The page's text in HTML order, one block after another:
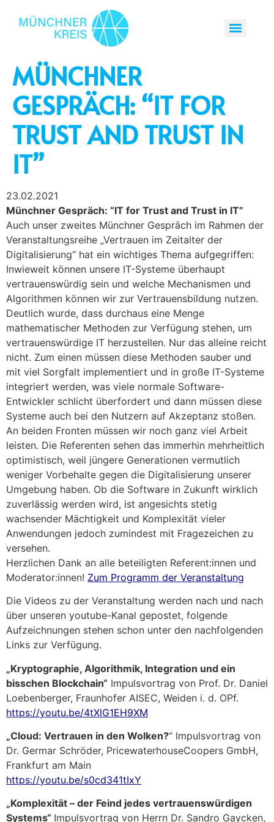
MÜNCHNER
GESPRÄCH: “IT FOR
TRUST AND TRUST IN
IT”
23.02.2021
Münchner Gespräch: “IT for Trust and Trust in IT”
Auch unser zweites Münchner Gespräch im Rahmen der
Veranstaltungsreihe „Vertrauen im Zeitalter der
Digitalisierung“ hat ein wichtiges Thema aufgegriffen:
Inwieweit können unsere IT-Systeme überhaupt
vertrauenswürdig sein und welche Mechanismen und
Algorithmen können wir zur Vertrauensbildung nutzen.
Deutlich wurde, dass durchaus eine Menge
mathematischer Methoden zur Verfügung stehen, um
vertrauenswürdige IT herzustellen. Nur das alleine reicht
nicht. Zum einen müssen diese Methoden sauber und
mit viel Sorgfalt implementiert und in große IT-Systeme
integriert werden, was viele normale Software-
Entwickler schlicht überfordert und dann müssen diese
Systeme auch bei den Nutzern auf Akzeptanz stoßen.
An beiden Fronten müssen wir noch ganz viel Arbeit
leisten. Die Referenten sehen das immerhin mehrheitlich
optimistisch, weil jüngere Generationen vermutlich
weniger Vorbehalte gegen die Digitalisierung unserer
Umgebung haben. Ob die Software in Zukunft wirklich
zuverlässig werden wird, ist angesichts stetig
wachsender Mächtigkeit und Komplexität vieler
Anwendungen jedoch zumindest mit Fragezeichen zu
versehen.
Herzlichen Dank an alle beteiligten Referent:innen und
Moderator:innen! Zum Programm der Veranstaltung
Die Videos zu der Veranstaltung werden nach und nach
über unseren youtube-Kanal gepostet, folgende
Aufzeichnungen stehen schon unter den nachfolgenden
Links zur Verfügung.
„Kryptographie, Algorithmik, Integration und ein
bisschen Blockchain“ Impulsvortrag von Prof. Dr. Daniel
Loebenberger, Fraunhofer AISEC, Weiden i. d. OPf.
https://youtu.be/4tXlG1EH9XM
„Cloud: Vertrauen in den Wolken?“ Impulsvortrag von
Dr. Germar Schröder, PricewaterhouseCoopers GmbH,
Frankfurt am Main
https://youtu.be/s0cd341tIxY
„Komplexität – der Feind jedes vertrauenswürdigen
Systems“ Impulsvortrag von Herrn Dr. Sandro Gaycken,